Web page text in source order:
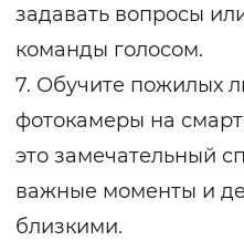
задавать вопросы
команды голосом.
7. Обучите пожилых
фотокамеры на
это замечательный
важные моменты и
близкими.